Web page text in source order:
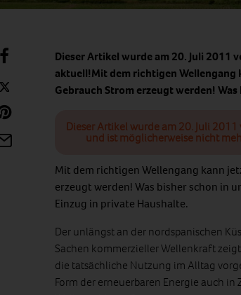
Dieser Artikel wurde am 20. Juli
aktuell!Mit dem richtigen
Gebrauch Strom erzeugt werden!
Dieser Artikel wurde am 20. Juli
und ist möglicherweise nicht
Mit dem richtigen Wellengang kann
erzeugt werden! Was bisher schon in
Einzug in private Haushalte.
Der unlängst an der nordspanischen
Sachen kommerzieller Wellenkraft
die tatsächliche Nutzung im Alltag
Form der erneuerbaren Energie auch